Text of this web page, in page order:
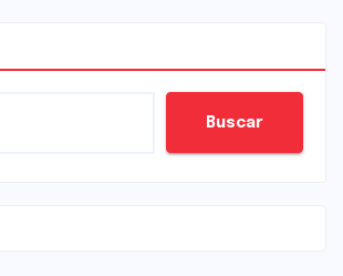
Buscar